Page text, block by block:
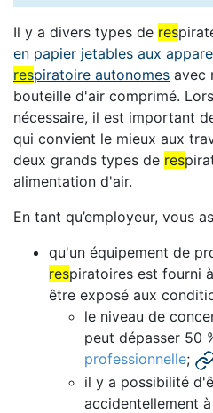
Il y a divers types de res
en papier jetables aux
respiratoire autonomes avec
bouteille d'air comprimé.
nécessaire, il est important
qui convient le mieux aux
deux grands types de res
alimentation d'air.
En tant qu’employeur, vous
qu'un équipement de
respiratoires est fourni
être exposé aux
le niveau de
peut dépasser 50
professionnelle;
il y a possibilité
accidentellement